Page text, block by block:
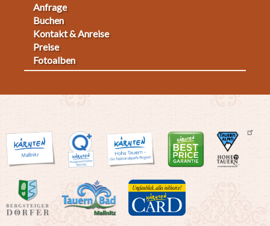
Fußmenü
2
Anfrage
Buchen
Kontakt & Anreise
Preise
Fotoalben